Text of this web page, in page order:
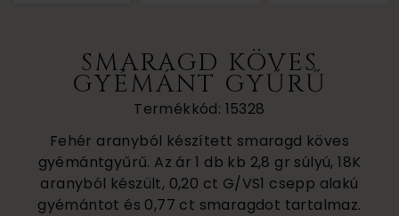
SMARAGD KÖVES
GYÉMÁNT GYŰRŰ
Termékkód: 15328
Fehér aranyból készített smaragd köves
gyémántgyűrű. Az ár 1 db kb 2,8 gr súlyú, 18K
aranyból készült, 0,20 ct G/VS1 csepp alakú
gyémántot és 0,77 ct smaragdot tartalmaz.